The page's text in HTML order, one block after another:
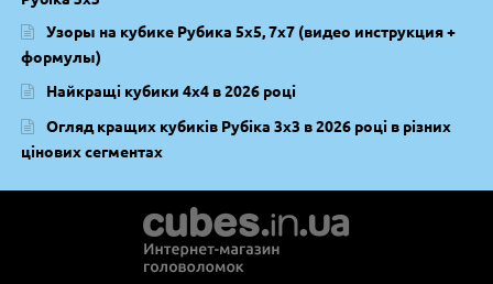
Узоры на кубике Рубика 5х5, 7х7 (видео инструкция +
формулы)
Найкращі кубики 4х4 в 2026 році
Огляд кращих кубиків Рубіка 3х3 в 2026 році в різних
цінових сегментах